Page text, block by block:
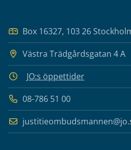
Box 16327, 103 26
Västra Trädgårdsgatan 4 A
JO:s öppettider
08-786 51 00